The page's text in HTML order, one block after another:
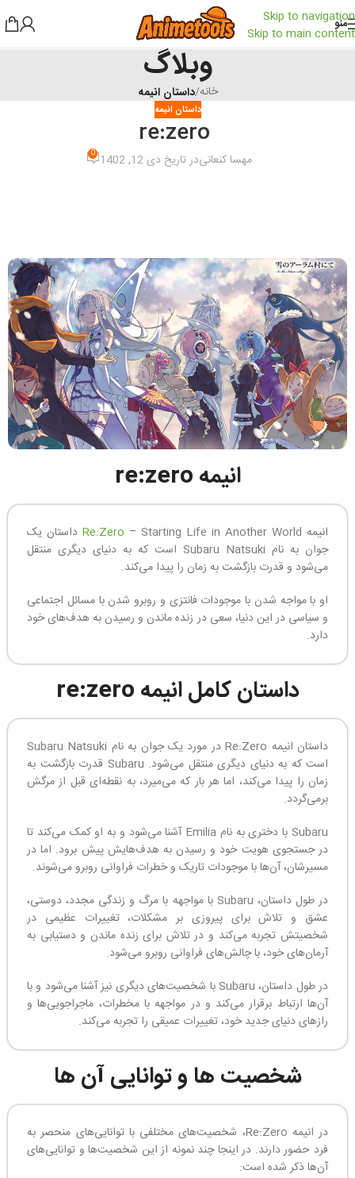
Skip to navigation
Skip to main content
منو
وبلاگ
خانه/داستان انیمه
داستان انیمه
مهسا کنعانیدر تاریخ دی 12, 1402 0
انیمه re:zero
انیمه Re:Zero – Starting Life in Another World داستان یک
جوان به نام Subaru Natsuki است که به دنیای دیگری منتقل
می‌شود و قدرت بازگشت به زمان را پیدا می‌کند.
او با مواجه شدن با موجودات فانتزی و روبرو شدن با مسائل اجتماعی
و سیاسی در این دنیا، سعی در زنده ماندن و رسیدن به هدف‌های خود
دارد.
داستان کامل انیمه re:zero
داستان انیمه Re:Zero در مورد یک جوان به نام Subaru Natsuki
است که به دنیای دیگری منتقل می‌شود. Subaru قدرت بازگشت به
زمان را پیدا می‌کند، اما هر بار که می‌میرد، به نقطه‌ای قبل از مرگش
برمی‌گردد.
Subaru با دختری به نام Emilia آشنا می‌شود و به او کمک می‌کند تا
در جستجوی هویت خود و رسیدن به هدف‌هایش پیش برود. اما در
مسیرشان، آن‌ها با موجودات تاریک و خطرات فراوانی روبرو می‌شوند.
در طول داستان، Subaru با مواجهه با مرگ و زندگی مجدد، دوستی،
عشق و تلاش برای پیروزی بر مشکلات، تغییرات عظیمی در
شخصیتش تجربه می‌کند و در تلاش برای زنده ماندن و دستیابی به
آرمان‌های خود، با چالش‌های فراوانی روبرو می‌شود.
در طول داستان، Subaru با شخصیت‌های دیگری نیز آشنا می‌شود و با
آن‌ها ارتباط برقرار می‌کند و در مواجهه با مخطرات، ماجراجویی‌ها و
رازهای دنیای جدید خود، تغییرات عمیقی را تجربه می‌کند.
شخصیت ها و توانایی آن ها
در انیمه Re:Zero، شخصیت‌های مختلفی با توانایی‌های منحصر به
فرد حضور دارند. در اینجا چند نمونه از این شخصیت‌ها و توانایی‌های
آن‌ها ذکر شده است: